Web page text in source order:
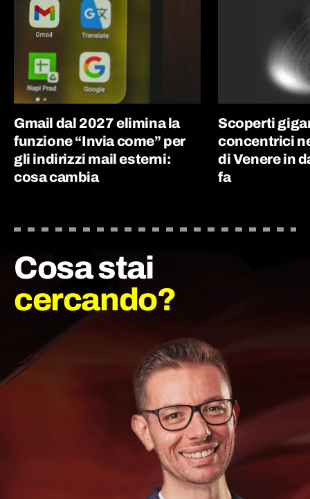
Gmail dal 2027 elimina la
funzione “Invia come” per
gli indirizzi mail esterni:
cosa cambia
Scoperti
concentrici
di Venere in
fa
Cosa stai
cercando?